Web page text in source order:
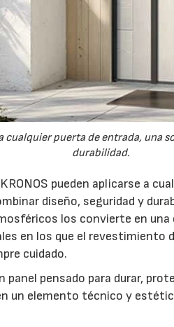
cualquier puerta de entrada, una
durabilidad.
pueden aplicarse a
diseño, seguridad y
los convierte en una
en los que el revestimiento
cuidado.
panel pensado para durar,
un elemento técnico y